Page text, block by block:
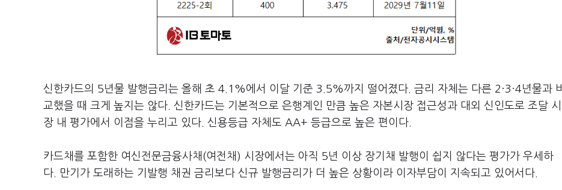
신한카드의 5년물 발행금리는 올해 초 4.1%에서 이달 기준 3.5%까지 떨어졌다. 금리 자체는 다른 2·3·4년물과 비
교했을 때 크게 높지는 않다. 신한카드는 기본적으로 은행계인 만큼 높은 자본시장 접근성과 대외 신인도로 조달 시
장 내 평가에서 이점을 누리고 있다. 신용등급 자체도 AA+ 등급으로 높은 편이다.
카드채를 포함한 여신전문금융사채(여전채) 시장에서는 아직 5년 이상 장기채 발행이 쉽지 않다는 평가가 우세하
다. 만기가 도래하는 기발행 채권 금리보다 신규 발행금리가 더 높은 상황이라 이자부담이 지속되고 있어서다.